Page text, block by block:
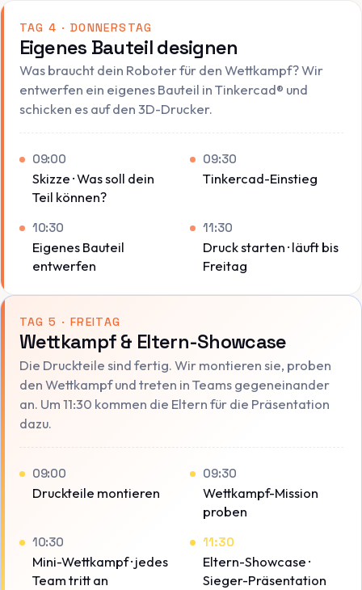
TAG 4 · DONNERSTAG
Eigenes Bauteil designen
Was braucht dein Roboter für den Wettkampf? Wir
entwerfen ein eigenes Bauteil in Tinkercad® und
schicken es auf den 3D-Drucker.
09:00
Skizze · Was soll dein
Teil können?
09:30
Tinkercad-Einstieg
10:30
Eigenes Bauteil
entwerfen
11:30
Druck starten · läuft bis
Freitag
TAG 5 · FREITAG
Wettkampf & Eltern-Showcase
Die Druckteile sind fertig. Wir montieren sie, proben
den Wettkampf und treten in Teams gegeneinander
an. Um 11:30 kommen die Eltern für die Präsentation
dazu.
09:00
Druckteile montieren
09:30
Wettkampf-Mission
proben
10:30
Mini-Wettkampf · jedes
Team tritt an
11:30
Eltern-Showcase ·
Sieger-Präsentation